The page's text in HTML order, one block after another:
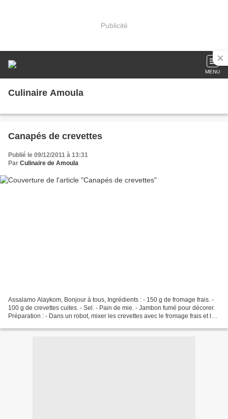
Publicité
MENU
Culinaire Amoula
Canapés de crevettes
Publié le 09/12/2011 à 13:31
Par Culinaire de Amoula
Assalamo Alaykom, Bonjour à tous, Ingrédients : - 150 g de fromage frais. -
100 g de crevettes cuites. - Sel. - Pain de mie. - Jambon fumé pour décorer.
Préparation : - Dans un robot, mixer les crevettes avec le fromage frais et le